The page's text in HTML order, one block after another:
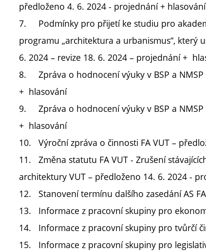
předloženo 4. 6. 2024 - projednání + hlasování
7.
Podmínky pro přijetí ke studiu pro
programu „architektura a urbanismus“, který
6. 2024 – revize 18. 6. 2024 – projednání +
8.
Zpráva o hodnocení výuky v BSP a
+ hlasování
9.
Zpráva o hodnocení výuky v BSP a
+ hlasování
10.
Výroční zpráva o činnosti FA VUT –
11.
Změna statutu FA VUT - Zrušení
architektury VUT – předloženo 14. 6. 2024 -
12.
Stanovení termínu dalšího zasedání AS
13.
Informace z pracovní skupiny pro
14.
Informace z pracovní skupiny pro tvůrčí
15.
Informace z pracovní skupiny pro